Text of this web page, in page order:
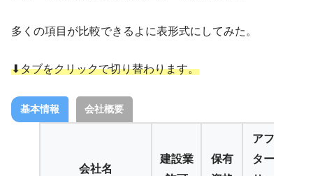
多くの項目が比較できるよに表形式にしてみた。
⬇︎タブをクリックで切り替わります。
基本情報 会社概要
会社名
建設業
保有
アフ
ター